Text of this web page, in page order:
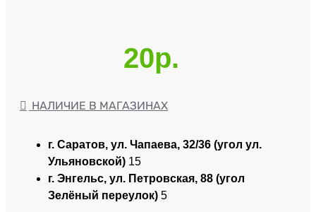
20р.
НАЛИЧИЕ В МАГАЗИНАХ
г. Саратов, ул. Чапаева, 32/36 (угол ул.
Ульяновской) 15
г. Энгельс, ул. Петровская, 88 (угол
Зелёный переулок) 5